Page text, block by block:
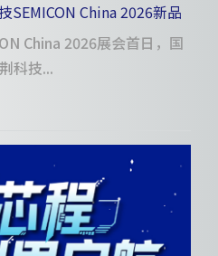
China 2026新品
维度创新迭代
China 2026展会首日，国
科技...